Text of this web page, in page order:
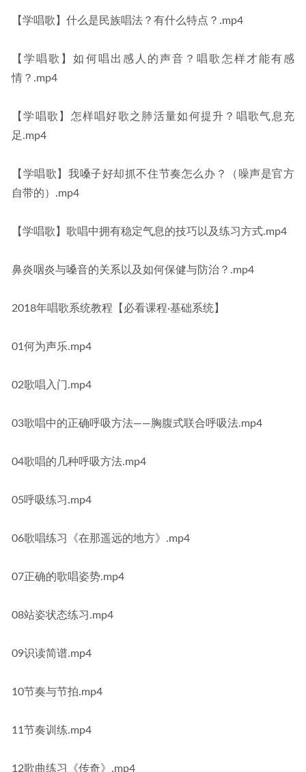
【学唱歌】什么是民族唱法？有什么特点？.mp4
【学唱歌】如何唱出感人的声音？唱歌怎样才能有感
情？.mp4
【学唱歌】怎样唱好歌之肺活量如何提升？唱歌气息充
足.mp4
【学唱歌】我嗓子好却抓不住节奏怎么办？（噪声是官方
自带的）.mp4
【学唱歌】歌唱中拥有稳定气息的技巧以及练习方式.mp4
鼻炎咽炎与嗓音的关系以及如何保健与防治？.mp4
2018年唱歌系统教程【必看课程·基础系统】
01何为声乐.mp4
02歌唱入门.mp4
03歌唱中的正确呼吸方法——胸腹式联合呼吸法.mp4
04歌唱的几种呼吸方法.mp4
05呼吸练习.mp4
06歌唱练习《在那遥远的地方》.mp4
07正确的歌唱姿势.mp4
08站姿状态练习.mp4
09识读简谱.mp4
10节奏与节拍.mp4
11节奏训练.mp4
12歌曲练习《传奇》.mp4